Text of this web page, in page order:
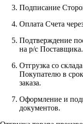
Подписание
Оплата Счета
Подтверждение
на р/с Поставщика.
Отгрузка со
Покупателю в
заказа.
Оформление и
документов.